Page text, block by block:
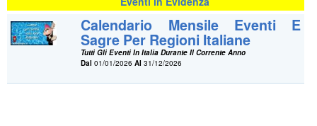
Calendario Mensile Eventi E
Sagre Per Regioni Italiane
Tutti Gli Eventi In Italia Durante Il Corrente Anno
Dal 01/01/2026Al 31/12/2026